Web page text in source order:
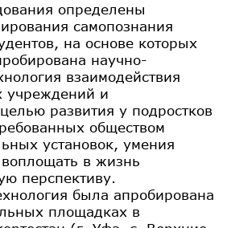
определены
самопознания
на основе которых
научно-
взаимодействия
учреждений и
развития у подростков
обществом
установок, умения
в жизнь
перспективу.
была апробирована
площадках в